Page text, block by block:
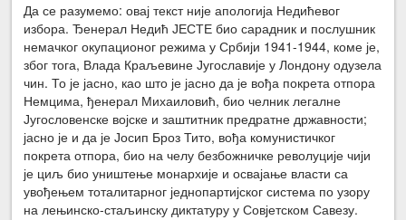
Да се разумемо: овај текст није апологија Недићевог
избора. Ђенерал Недић ЈЕСТЕ био сарадник и послушник
немачког окупационог режима у Србији 1941-1944, коме је,
због тога, Влада Краљевине Југославије у Лондону одузела
чин. То је јасно, као што је јасно да је вођа покрета отпора
Немцима, ђенерал Михаиловић, био челник легалне
Југословенске војске и заштитник предратне државности;
јасно је и да је Јосип Броз Тито, вођа комунистичког
покрета отпора, био на челу безбожничке револуције чији
је циљ био уништење монархије и освајање власти са
увођењем тоталитарног једнопартијског система по узору
на лењинско-стаљинску диктатуру у Совјетском Савезу.